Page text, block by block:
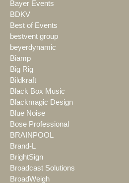
Bayer Events
BDKV
Best of Events
bestvent group
beyerdynamic
Biamp
Big Rig
Bildkraft
Black Box Music
Blackmagic Design
Blue Noise
Bose Professional
BRAINPOOL
Brand-L
BrightSign
Broadcast Solutions
BroadWeigh